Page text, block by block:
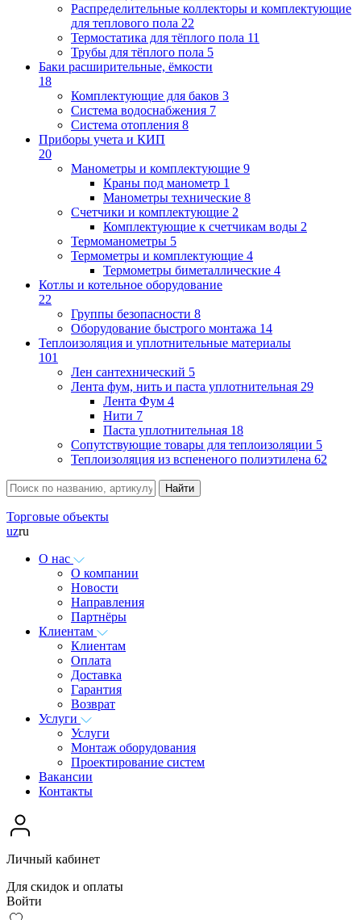
Распределительные коллекторы и комплектующие
для теплового пола 22
Термостатика для тёплого пола 11
Трубы для тёплого пола 5
Баки расширительные, ёмкости
18
Комплектующие для баков 3
Система водоснабжения 7
Система отопления 8
Приборы учета и КИП
20
Манометры и комплектующие 9
Краны под манометр 1
Манометры технические 8
Счетчики и комплектующие 2
Комплектующие к счетчикам воды 2
Термоманометры 5
Термометры и комплектующие 4
Термометры биметаллические 4
Котлы и котельное оборудование
22
Группы безопасности 8
Оборудование быстрого монтажа 14
Теплоизоляция и уплотнительные материалы
101
Лен сантехнический 5
Лента фум, нить и паста уплотнительная 29
Лента Фум 4
Нити 7
Паста уплотнительная 18
Сопутствующие товары для теплоизоляции 5
Теплоизоляция из вспененого полиэтилена 62
Торговые объекты
uzru
О нас
О компании
Новости
Направления
Партнёры
Клиентам
Клиентам
Оплата
Доставка
Гарантия
Возврат
Услуги
Услуги
Монтаж оборудования
Проектирование систем
Вакансии
Контакты
Личный кабинет
Для скидок и оплаты
Войти